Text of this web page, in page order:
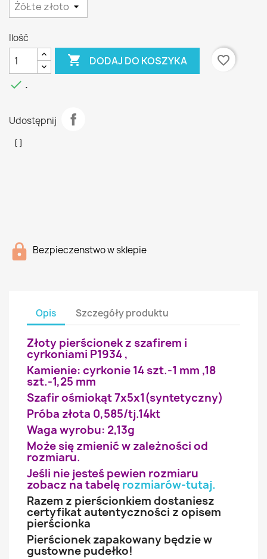
Ilość
 DODAJ DO KOSZYKA
favorite_border
 .
Udostępnij
Bezpieczenstwo w sklepie
Opis Szczegóły produktu
Złoty pierścionek z szafirem i
cyrkoniami P1934 ,
Kamienie: cyrkonie 14 szt.-1 mm ,18
szt.-1,25 mm
Szafir ośmiokąt 7x5x1(syntetyczny)
Próba złota 0,585/tj.14kt
Waga wyrobu: 2,13g
Może się zmienić w zależności od
rozmiaru.
Jeśli nie jesteś pewien rozmiaru
zobacz na tabelę rozmiarów-tutaj.
Razem z pierścionkiem dostaniesz
certyfikat autentyczności z opisem
pierścionka
Pierścionek zapakowany będzie w
gustowne pudełko!